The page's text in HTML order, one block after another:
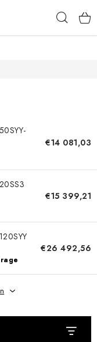
(AGB)
€14 081,03
€15 399,21
€26 492,56